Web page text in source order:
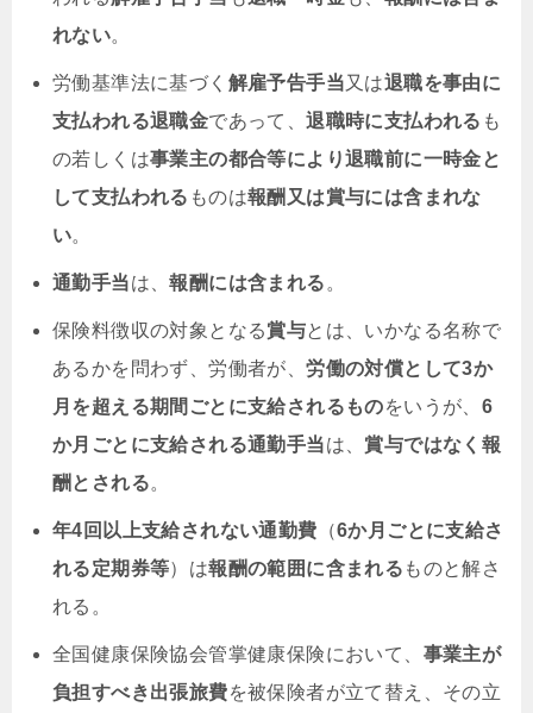
れない。
労働基準法に基づく 解雇予告手当又は退職を事由に
支払われる退職金であって、退職時に支払われる も
の若しくは事業主の都合等により退職前に一時金と
して支払われる ものは報酬又は賞与には含まれな
い。
通勤手当は、報酬には含まれる。
保険料徴収の対象となる賞与とは、いかなる名称で
あるかを問わず、労働者が、労働の対償として3か
月を超える期間ごとに支給されるものをいうが、 6
か月ごとに支給される通勤手当は、 賞与ではなく報
酬とされる。
年4回以上支給されない通勤費 （6か月ごとに支給さ
れる定期券等）は報酬の範囲に含まれる ものと解さ
れる。
全国健康保険協会管掌健康保険において、 事業主が
負担すべき出張旅費を被保険者が立て替え、その立